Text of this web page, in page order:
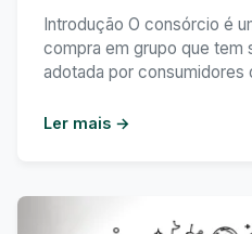
Introdução O consórcio é
compra em grupo que tem
adotada por consumidores
e econômica. Neste texto,
ao ...
Ler mais →